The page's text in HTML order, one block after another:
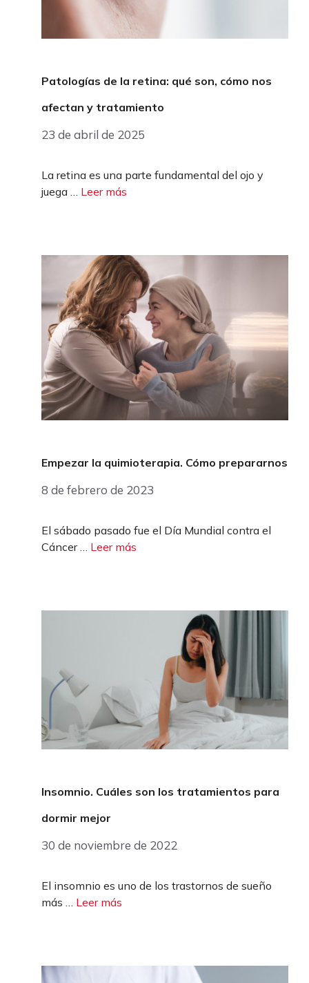
Patologías de la retina: qué son, cómo nos
afectan y tratamiento
23 de abril de 2025
La retina es una parte fundamental del ojo y
juega … Leer más
Empezar la quimioterapia. Cómo prepararnos
8 de febrero de 2023
El sábado pasado fue el Día Mundial contra el
Cáncer … Leer más
Insomnio. Cuáles son los tratamientos para
dormir mejor
30 de noviembre de 2022
El insomnio es uno de los trastornos de sueño
más … Leer más